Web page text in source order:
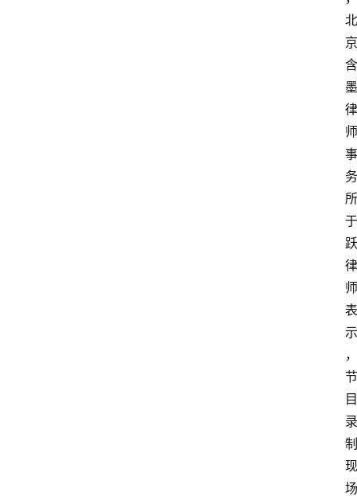
北
京
含
墨
律
师
事
务
所
于
跃
律
师
表
示
，
节
目
录
制
现
场